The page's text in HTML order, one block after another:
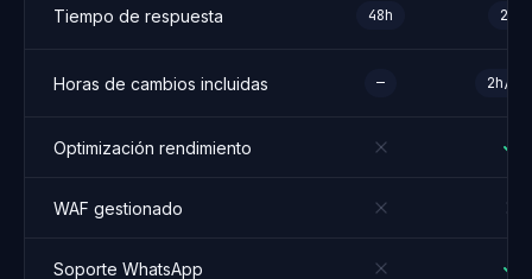
Tiempo de respuesta 48h 24h
Horas de cambios incluidas — 2h/
Optimización rendimiento
WAF gestionado
Soporte WhatsApp